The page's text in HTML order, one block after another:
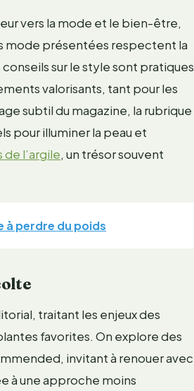
vers la mode et le bien-être,
mode présentées respectent la
sur le style sont pratiques
valorisants, tant pour les
subtil du magazine, la rubrique
pour illuminer la peau et
l’argile, un trésor souvent
perdre du poids
traitant les enjeux des
favorites. On explore des
invitant à renouer avec
à une approche moins